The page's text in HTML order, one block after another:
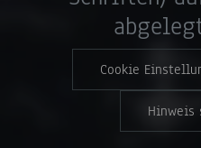
Cookie
Hinweis